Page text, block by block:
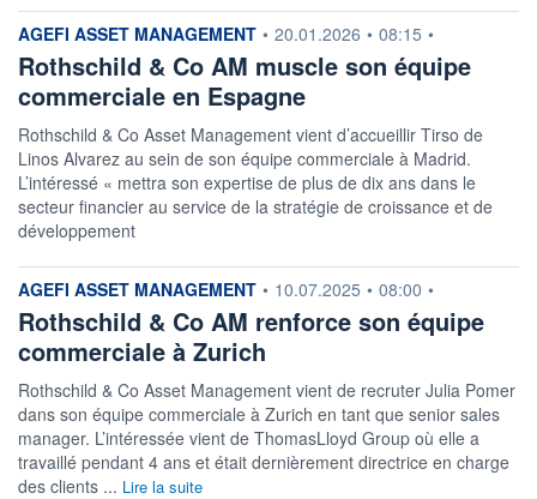
information fournie par
AGEFI ASSET MANAGEMENT • 20.01.2026 • 08:15 •
Rothschild & Co AM muscle son équipe
commerciale en Espagne
Rothschild & Co Asset Management vient d’accueillir Tirso de
Linos Alvarez au sein de son équipe commerciale à Madrid.
L’intéressé « mettra son expertise de plus de dix ans dans le
secteur financier au service de la stratégie de croissance et de
développement
information fournie par
AGEFI ASSET MANAGEMENT • 10.07.2025 • 08:00 •
Rothschild & Co AM renforce son équipe
commerciale à Zurich
Rothschild & Co Asset Management vient de recruter Julia Pomer
dans son équipe commerciale à Zurich en tant que senior sales
manager. L’intéressée vient de ThomasLloyd Group où elle a
travaillé pendant 4 ans et était dernièrement directrice en charge
des clients ... Lire la suite